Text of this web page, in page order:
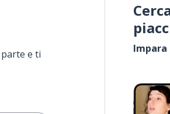
e ti
Impara